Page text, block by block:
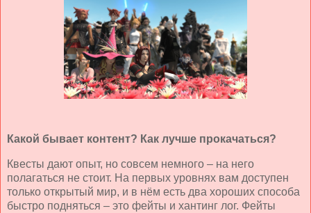
Какой бывает контент? Как лучше прокачаться?
Квесты дают опыт, но совсем немного – на него
полагаться не стоит. На первых уровнях вам доступен
только открытый мир, и в нём есть два хороших способа
быстро подняться – это фейты и хантинг лог. Фейты